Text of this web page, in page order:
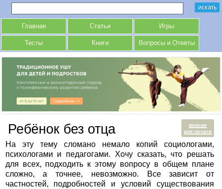
Главная Статьи Игры
Тесты Книги Вопросы и Ответы
версия
для печати
Ребёнок без отца
На эту тему сломано немало копий социологами,
психологами и педагогами. Хочу сказать, что решать
для всех, подходить к этому вопросу в общем плане
сложно, а точнее, невозможно. Все зависит от
частностей, подробностей и условий существования